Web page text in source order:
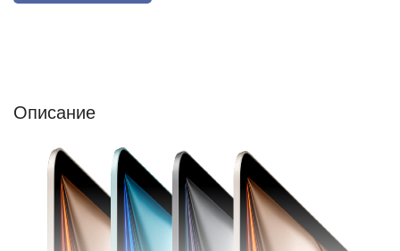
Описание